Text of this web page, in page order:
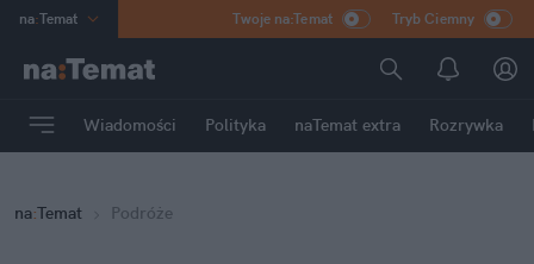
na:Temat
Poland
mama
Rozrywka
Twoje na:Temat Tryb Ciemny
Wiadomości Polityka naTemat extra Rozrywka
na:Temat Podróże